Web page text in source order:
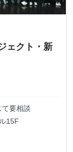
ェクト・新
要相談
15F